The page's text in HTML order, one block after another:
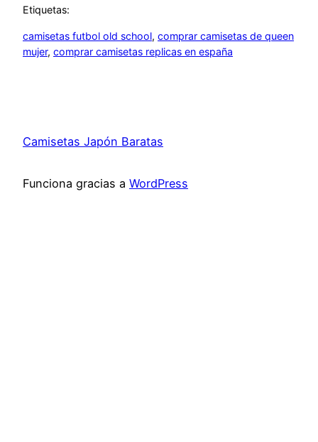
Etiquetas:
camisetas futbol old school, comprar camisetas de queen
mujer, comprar camisetas replicas en españa
Camisetas Japón Baratas
Funciona gracias a WordPress